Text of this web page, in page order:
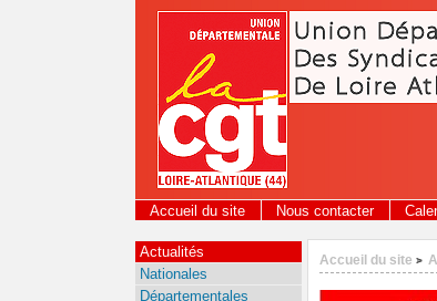
Panneau de gestion des cookies
Accueil du site Nous contacter
Accueil du site >
Actualités
Nationales
Départementales